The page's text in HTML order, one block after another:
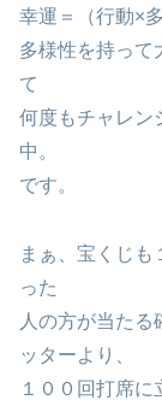
幸運＝（行動×
多様性を持って
て
何度もチャレン
中。
です。
まぁ、宝くじ
った
人の方が当た
ッターより、
１００回打席